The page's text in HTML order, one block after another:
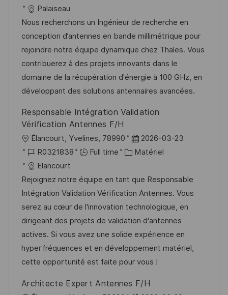
c
a
l
i
s
a
t
o
e
d
’
a
f
f
c
a
é
f
é
r
e
n
c
d
o
s
t
é
g
o
r
i
Palaiseau
Nous recherchons un Ingénieur de recherche en
conception d’antennes en bande millimétrique pour
rejoindre notre équipe dynamique chez Thales. Vous
contribuerez à des projets innovants dans le
domaine de la récupération d'énergie à 100 GHz, en
développant des solutions antennaires avancées.
Responsable Intégration Validation
Vérification Antennes F/H
o
c
a
l
i
s
a
t
i
n
Élancourt, Yvelines, 78990
D
a
e
d
’
a
f
f
i
h
2026-03-23
R
é
f
é
r
e
n
c
e
u
R0321838 Full time
C
t
é
g
o
r
i
e
Matériel
Elancourt
Rejoignez notre équipe en tant que Responsable
Intégration Validation Vérification Antennes. Vous
serez au cœur de l'innovation technologique, en
dirigeant des projets de validation d'antennes
actives. Si vous avez une solide expérience en
hyperfréquences et en développement matériel,
cette opportunité est faite pour vous !
Architecte Expert Antennes F/H